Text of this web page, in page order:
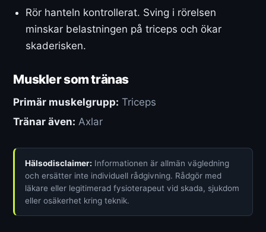
Rör hanteln kontrollerat. Sving i rörelsen
minskar belastningen på triceps och ökar
skaderisken.
Muskler som tränas
Primär muskelgrupp: Triceps
Tränar även: Axlar
Hälsodisclaimer: Informationen är allmän vägledning
och ersätter inte individuell rådgivning. Rådgör med
läkare eller legitimerad fysioterapeut vid skada, sjukdom
eller osäkerhet kring teknik.